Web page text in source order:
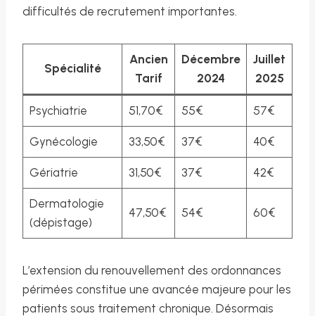
difficultés de recrutement importantes.
Spécialité
Ancien
Tarif
Décembre
2024
Juillet
2025
Psychiatrie 51,70€ 55€ 57€
Gynécologie 33,50€ 37€ 40€
Gériatrie 31,50€ 37€ 42€
Dermatologie
(dépistage)
47,50€ 54€ 60€
L’extension du renouvellement des ordonnances
périmées constitue une avancée majeure pour les
patients sous traitement chronique. Désormais